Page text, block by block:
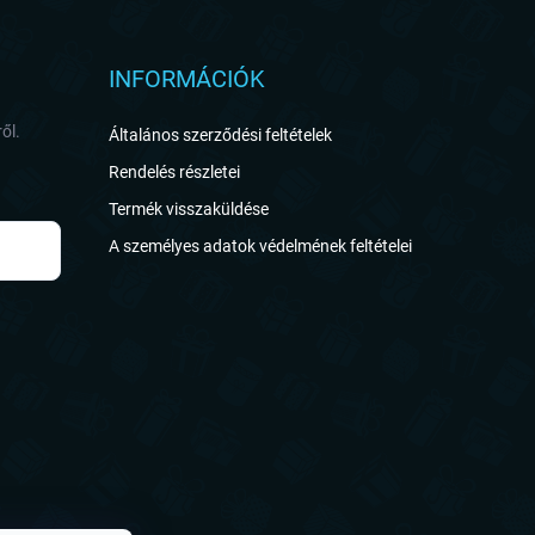
INFORMÁCIÓK
Általános szerződési feltételek
Rendelés részletei
Termék visszaküldése
A személyes adatok védelmének feltételei